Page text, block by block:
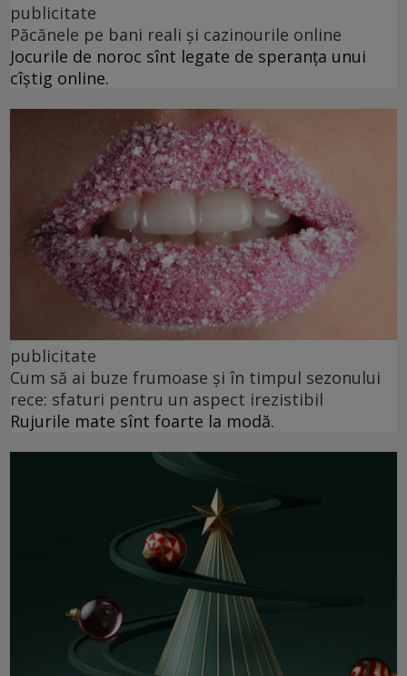
publicitate
Păcănele pe bani reali și cazinourile online
Jocurile de noroc sînt legate de speranța unui
cîștig online.
publicitate
Cum să ai buze frumoase şi în timpul sezonului
rece: sfaturi pentru un aspect irezistibil
Rujurile mate sînt foarte la modă.